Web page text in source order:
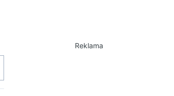
Reklama